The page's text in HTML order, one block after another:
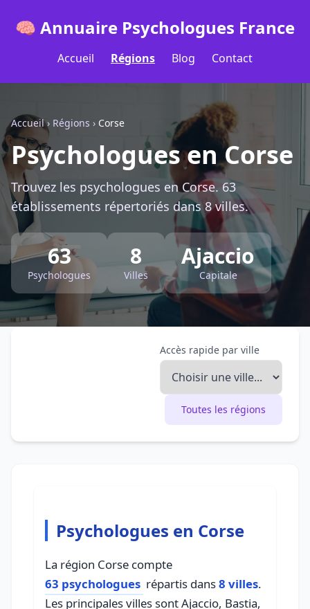
🧠 Annuaire Psychologues France
Accueil Régions Blog Contact
Accueil› Régions › Corse
Psychologues en Corse
Trouvez les psychologues en Corse. 63
établissements répertoriés dans 8 villes.
63
Psychologues
8
Villes
Ajaccio
Capitale
Accès rapide par ville
Toutes les régions
Psychologues en Corse
La région Corse compte
63 psychologues répartis dans8 villes.
Les principales villes sont Ajaccio, Bastia,